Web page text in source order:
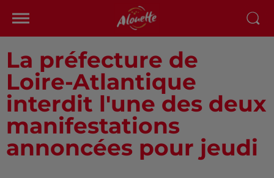
La préfecture de
Loire-Atlantique
interdit l'une des deux
manifestations
annoncées pour jeudi